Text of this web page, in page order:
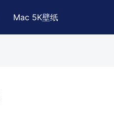
Mac 5K壁纸